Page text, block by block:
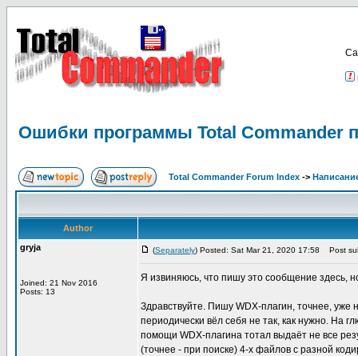
Ошибки программы Total Commander
Total Commander Forum Index ->
Author
gryja
Joined: 21 Nov 2016
Posts: 13
(Separately) Posted: Sat Mar 21, 2020 17:58 Post
Я извиняюсь, что пишу это сообщение здесь,
Здравствуйте. Пишу WDX-плагин, точнее, уже
периодически вёл себя не так, как нужно. На
помощи WDX-плагина тотал выдаёт не все
(точнее - при поиске) 4-х файлов с разной